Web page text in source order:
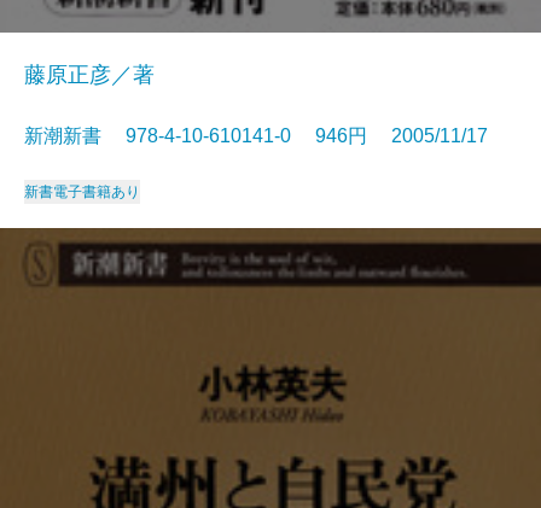
藤原正彦／著
新潮新書 978-4-10-610141-0 946円 2005/11/17
新書電子書籍あり